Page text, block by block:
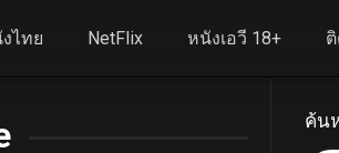
ไทย NetFlix หนังเอวี 18+
ค้น